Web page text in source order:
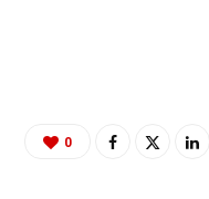
0